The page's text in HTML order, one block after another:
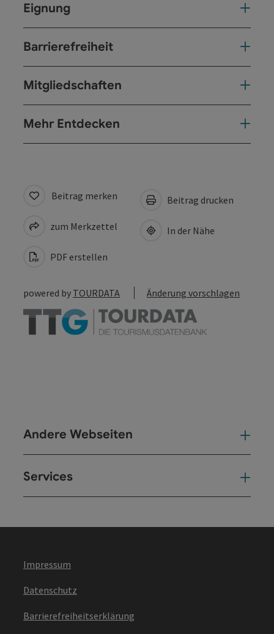
Eignung
Barrierefreiheit
Mitgliedschaften
Mehr Entdecken
Beitrag merken
zum Merkzettel
PDF erstellen
Beitrag drucken
In der Nähe
powered by TOURDATA Änderung vorschlagen
Andere Webseiten
Services
Impressum
Datenschutz
Barrierefreiheitserklärung